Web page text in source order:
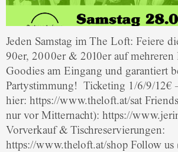
Jeden Samstag im The Loft: Feiere
90er, 2000er & 2010er auf
Goodies am Eingang und garantiert
Partystimmung! Ticketing 1/6/9/12€
hier: https://www.theloft.at/sat
nur vor Mitternacht): https://
Vorverkauf & Tischreservierungen:
https://www.theloft.at/shop Follow us